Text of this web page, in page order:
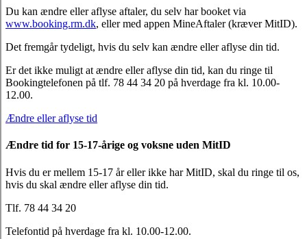
Du kan ændre eller aflyse aftaler, du selv har booket via
www.booking.rm.dk, eller med appen MineAftaler (kræver MitID).
Det fremgår tydeligt, hvis du selv kan ændre eller aflyse din tid.
Er det ikke muligt at ændre eller aflyse din tid, kan du ringe til
Bookingtelefonen på tlf. 78 44 34 20 på hverdage fra kl. 10.00-
12.00.
Ændre eller aflyse tid
Ændre tid for 15-17-årige og voksne uden MitID
Hvis du er mellem 15-17 år eller ikke har MitID, skal du ringe til os,
hvis du skal ændre eller aflyse din tid.
Tlf. 78 44 34 20
Telefontid på hverdage fra kl. 10.00-12.00.